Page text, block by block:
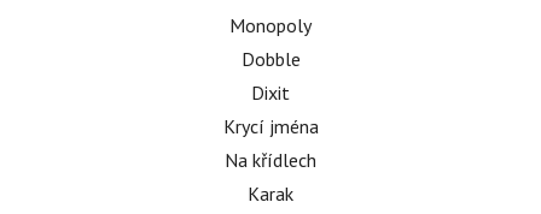
Monopoly
Dobble
Dixit
Krycí jména
Na křídlech
Karak